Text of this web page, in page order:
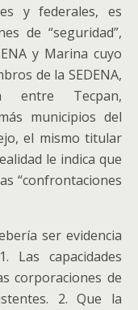
y federales, es
de “seguridad”,
y Marina cuyo
de la SEDENA,
entre Tecpan,
municipios del
el mismo titular
le indica que
“confrontaciones
ser evidencia
Las capacidades
corporaciones de
2. Que la